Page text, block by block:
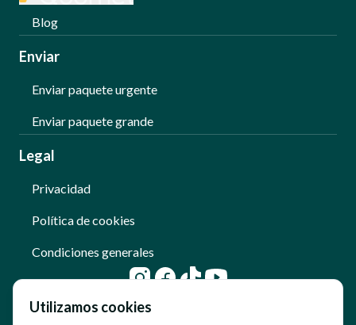
Blog
Enviar
Enviar paquete urgente
Enviar paquete grande
Legal
Privacidad
Política de cookies
Condiciones generales
Utilizamos cookies